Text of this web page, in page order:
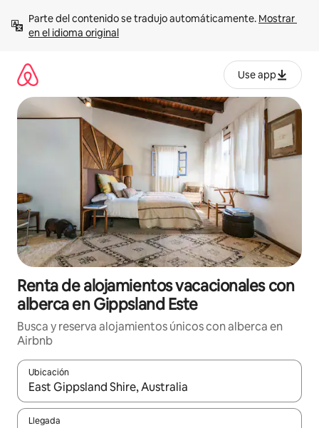
contenido
Parte del contenido se tradujo automáticamente. Mostrar
en el idioma original
Use app
Renta de alojamientos vacacionales con
alberca en Gippsland Este
Busca y reserva alojamientos únicos con alberca en
Airbnb
Ubicación
Cuando los resultados estén disponibles, podrás navegar
Llegada